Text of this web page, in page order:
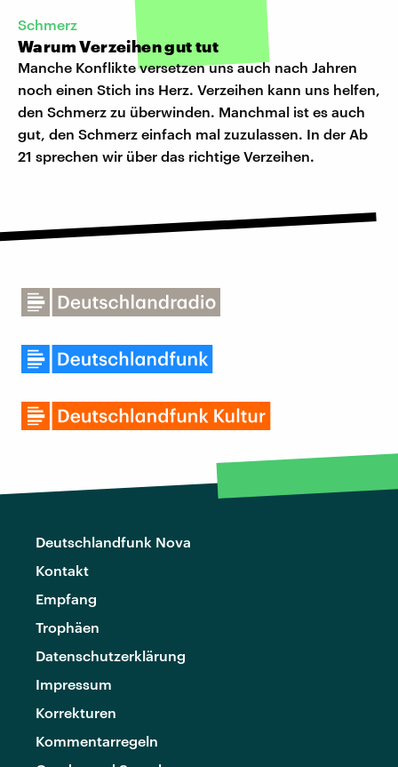
Schmerz
Warum Verzeihen gut tut
Manche Konflikte versetzen uns auch nach Jahren
noch einen Stich ins Herz. Verzeihen kann uns helfen,
den Schmerz zu überwinden. Manchmal ist es auch
gut, den Schmerz einfach mal zuzulassen. In der Ab
21 sprechen wir über das richtige Verzeihen.
Deutschlandfunk Nova
Kontakt
Empfang
Trophäen
Datenschutzerklärung
Impressum
Korrekturen
Kommentarregeln